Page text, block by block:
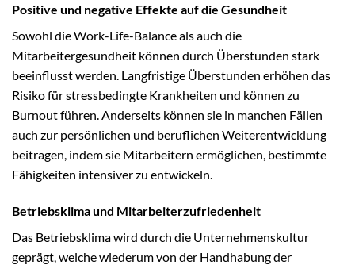
Positive und negative Effekte auf die Gesundheit
Sowohl die Work-Life-Balance als auch die
Mitarbeitergesundheit können durch Überstunden stark
beeinflusst werden. Langfristige Überstunden erhöhen das
Risiko für stressbedingte Krankheiten und können zu
Burnout führen. Anderseits können sie in manchen Fällen
auch zur persönlichen und beruflichen Weiterentwicklung
beitragen, indem sie Mitarbeitern ermöglichen, bestimmte
Fähigkeiten intensiver zu entwickeln.
Betriebsklima und Mitarbeiterzufriedenheit
Das Betriebsklima wird durch die Unternehmenskultur
geprägt, welche wiederum von der Handhabung der